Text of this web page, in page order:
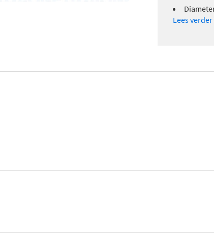
Lees verder